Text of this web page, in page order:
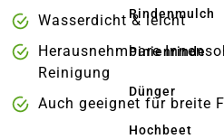
Rindenmulch
Pinienrinde
Dünger
Hochbeet
Wasserdicht & leicht
Herausnehmbare
Reinigung
Auch geeignet für breite